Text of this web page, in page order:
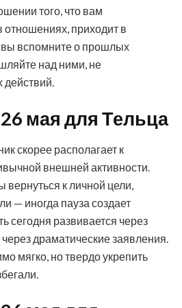
того, что вам
отношениях, приходит в
вспомните о прошлых
над ними, не
мая для Тельца
скорее располагает к
внешней активности.
вернуться к личной цели,
— иногда пауза создает
сегодня развивается через
драматические заявления.
мягко, но твердо укрепить